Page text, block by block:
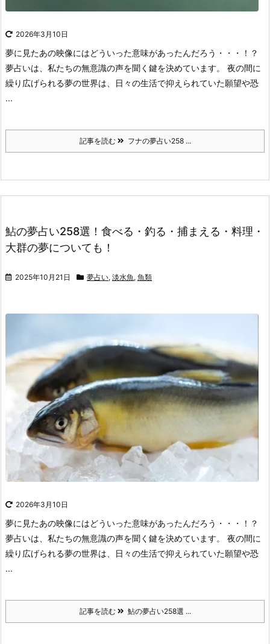
2026年3月10日
夢に見たあの映像にはどういった意味があったんだろう・・・！？
夢占いは、私たちの無意識の声を聞く鍵を決めています。
夜の間に
繰り広げられる夢の世界は、日々の生活で抑えられていた願望や恐
...
記事を読む フナの夢占い258 ...
鮎の夢占い258選！食べる・釣る・捕まえる・料理・
大群の夢についても！
2025年10月21日 夢占い, 淡水魚 , 魚類
2026年3月10日
夢に見たあの映像にはどういった意味があったんだろう・・・！？
夢占いは、私たちの無意識の声を聞く鍵を決めています。
夜の間に
繰り広げられる夢の世界は、日々の生活で抑えられていた願望や恐
...
記事を読む 鮎の夢占い258選 ...